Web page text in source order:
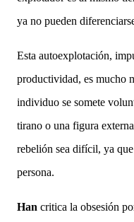
ya no pueden
Esta autoexplotación,
productividad, es mucho
individuo se somete
tirano o una figura
rebelión sea difícil, ya
persona.
Han critica la obsesión